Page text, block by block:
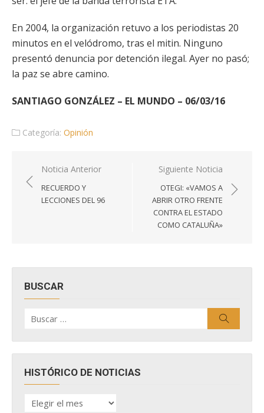
En 2004, la organización retuvo a los periodistas 20
minutos en el velódromo, tras el mitin. Ninguno
presentó denuncia por detención ilegal. Ayer no pasó;
la paz se abre camino.
SANTIAGO GONZÁLEZ – EL MUNDO – 06/03/16
Categoría: Opinión
Navegación
de
entradas
Noticia Anterior
RECUERDO Y
LECCIONES DEL 96
Siguiente Noticia
OTEGI: «VAMOS A
ABRIR OTRO FRENTE
CONTRA EL ESTADO
COMO CATALUÑA»
BUSCAR
por:
HISTÓRICO DE NOTICIAS
HISTÓRICO
DE